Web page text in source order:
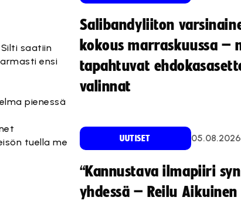
saatiin
ensi
pienessä
tuella me
Salibandyliiton
kokous marraskuussa –
tapahtuvat
valinnat
UUTISET 05.08.2026
“Kannustava ilmapiiri
yhdessä – Reilu